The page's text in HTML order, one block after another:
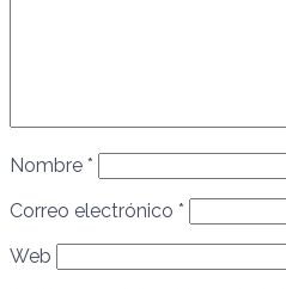
Nombre *
Correo electrónico *
Web